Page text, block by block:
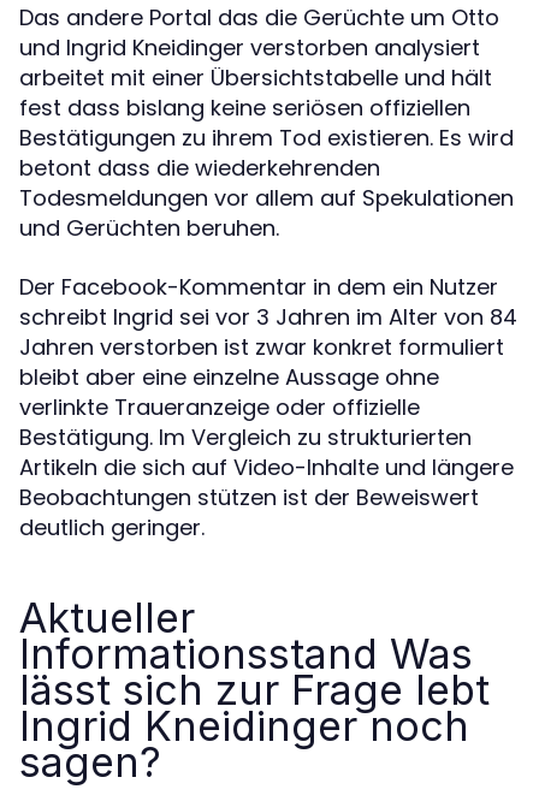
Das andere Portal das die Gerüchte um Otto
und Ingrid Kneidinger verstorben analysiert
arbeitet mit einer Übersichtstabelle und hält
fest dass bislang keine seriösen offiziellen
Bestätigungen zu ihrem Tod existieren. Es wird
betont dass die wiederkehrenden
Todesmeldungen vor allem auf Spekulationen
und Gerüchten beruhen.
Der Facebook-Kommentar in dem ein Nutzer
schreibt Ingrid sei vor 3 Jahren im Alter von 84
Jahren verstorben ist zwar konkret formuliert
bleibt aber eine einzelne Aussage ohne
verlinkte Traueranzeige oder offizielle
Bestätigung. Im Vergleich zu strukturierten
Artikeln die sich auf Video-Inhalte und längere
Beobachtungen stützen ist der Beweiswert
deutlich geringer.
Aktueller
Informationsstand Was
lässt sich zur Frage lebt
Ingrid Kneidinger noch
sagen?